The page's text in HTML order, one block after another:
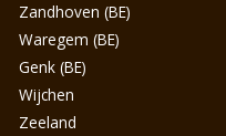
Zandhoven (BE)
Waregem (BE)
Genk (BE)
Wijchen
Zeeland